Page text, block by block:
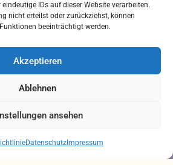
IDs auf dieser Website verarbeiten.
nicht erteilst oder zurückziehst, können
beeinträchtigt werden.
Akzeptieren
Ablehnen
ansehen
Datenschutz Impressum
Brauchen Sie Hilfe?